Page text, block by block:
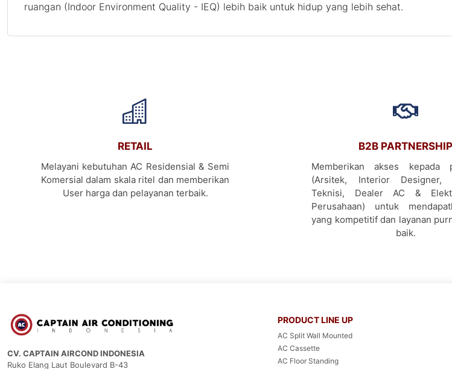
ruangan (Indoor Environment Quality - IEQ) lebih baik untuk hidup yang lebih sehat.
RETAIL
Melayani kebutuhan AC Residensial & Semi
Komersial dalam skala ritel dan memberikan
User harga dan pelayanan terbaik.
B2B PARTNERSHIP
Memberikan akses kepada
(Arsitek, Interior Designer,
Teknisi, Dealer AC &
Perusahaan) untuk
yang kompetitif dan layanan
baik.
CV. CAPTAIN AIRCOND INDONESIA
Ruko Elang Laut Boulevard B-43
PRODUCT LINE UP
AC Split Wall Mounted
AC Cassette
AC Floor Standing